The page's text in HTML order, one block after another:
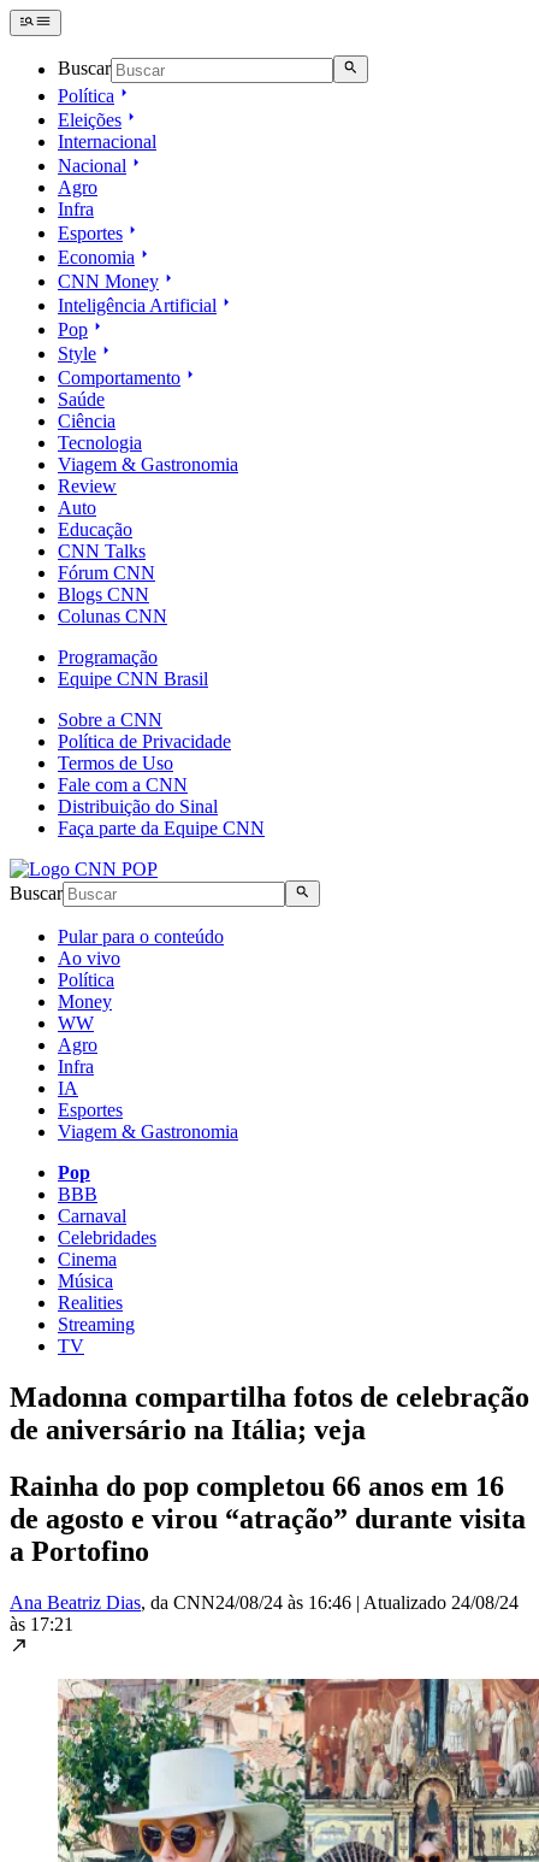
Buscar
Política
Eleições
Internacional
Nacional
Agro
Infra
Esportes
Economia
CNN Money
Inteligência Artificial
Pop
Style
Comportamento
Saúde
Ciência
Tecnologia
Viagem & Gastronomia
Review
Auto
Educação
CNN Talks
Fórum CNN
Blogs CNN
Colunas CNN
Programação
Equipe CNN Brasil
Sobre a CNN
Política de Privacidade
Termos de Uso
Fale com a CNN
Distribuição do Sinal
Faça parte da Equipe CNN
Buscar
Pular para o conteúdo
Ao vivo
Política
Money
WW
Agro
Infra
IA
Esportes
Viagem & Gastronomia
Pop
BBB
Carnaval
Celebridades
Cinema
Música
Realities
Streaming
TV
Madonna compartilha fotos de celebração
de aniversário na Itália; veja
Rainha do pop completou 66 anos em 16
de agosto e virou “atração” durante visita
a Portofino
Ana Beatriz Dias, da CNN24/08/24 às 16:46 | Atualizado 24/08/24
às 17:21